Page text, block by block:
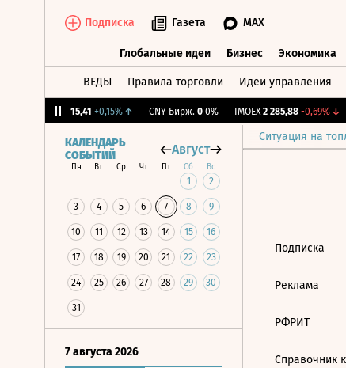
Подписка Газета MAX
Глобальные идеи Бизнес Экономика
ВЕДЫ Правила торговли Идеи управления
115,41 +0,15%↑ CNY Бирж. 0 0% IMOEX 2 285,88 -0,69%↓
Ситуация на
КАЛЕНДАРЬ
СОБЫТИЙ
Август
Пн Вт Ср Чт Пт Сб Вс
1 2
3 4 5 6 7 8 9
10 11 12 13 14 15 16
17 18 19 20 21 22 23
24 25 26 27 28 29 30
31
7 августа 2026
Подписка
Реклама
РФРИТ
Справочник